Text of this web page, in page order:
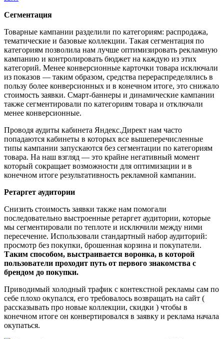
Сегментация
Товарные кампании разделили по категориям: распродажа,
тематические и базовые коллекции. Такая сегментация по
категориям позволила нам лучше оптимизировать рекламную
кампанию и контролировать бюджет на каждую из этих
категорий. Менее конверсионные карточки товара исключали
из показов — таким образом, средства перераспределялись в
пользу более конверсионных и в конечном итоге, это снижало
стоимость заявки. Смарт-баннеры и динамические кампании
также сегментировали по категориям товара и отключали
менее конверсионные.
Проводя аудиты кабинета Яндекс.Директ нам часто
попадаются кабинеты в которых все вышеперечисленные
типы кампании запускаются без сегментации по категориям
товара. На наш взгляд — это крайне негативный момент
который сокращает возможности для оптимизации и в
конечном итоге результативность рекламной кампании.
Ретаргет аудитории
Снизить стоимость заявки также нам помогали
последовательно выстроенные ретаргет аудитории, которые
мы сегментировали по теплоте и исключили между ними
пересечение. Использовали стандартный набор аудиторий:
просмотр без покупки, брошенная корзина и покупатели.
Таким способом, выстраивается воронка, в которой
пользователи проходит путь от первого знакомства с
брендом до покупки.
Приводимый холодный трафик с контекстной рекламы сам по
себе плохо окупался, его требовалось возвращать на сайт (
рассказывать про новые коллекции, скидки ) чтобы в
конечном итоге он конвертировался в заявку и реклама начала
окупаться.